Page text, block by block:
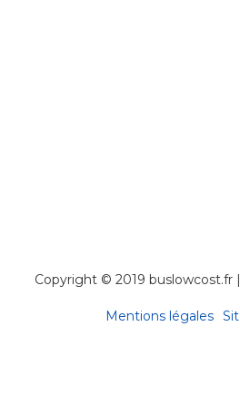
Copyright © 2019 buslowcost.fr
Mentions légales